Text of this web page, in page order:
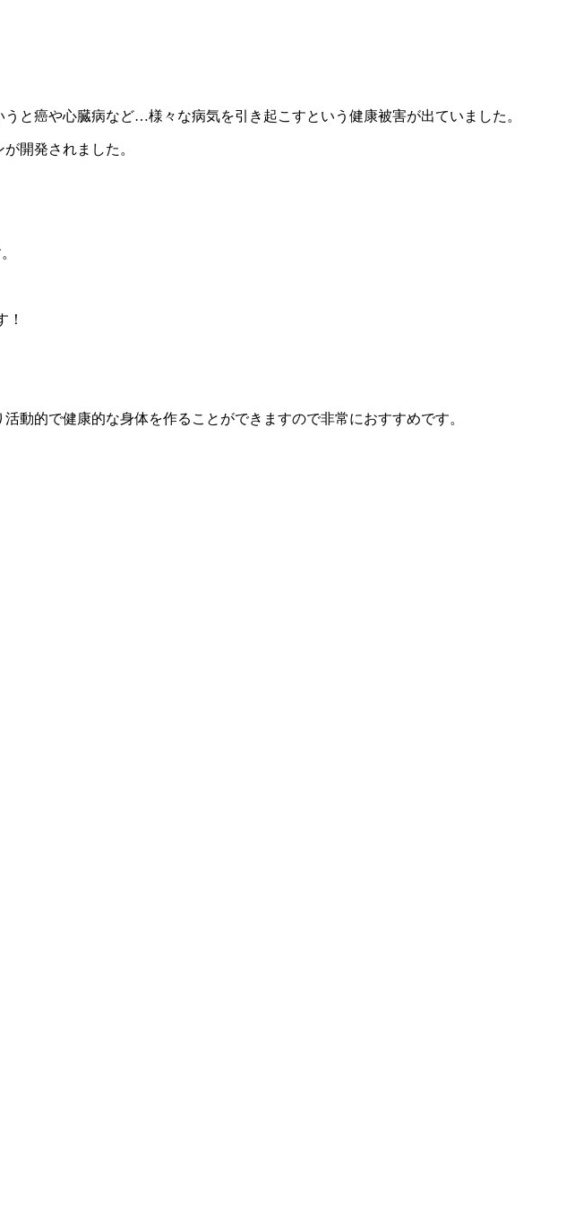
と癌や心臓病など…様々な病気を引き起こすという健康被害が出ていました。
開発されました。
！
動的で健康的な身体を作ることができますので非常におすすめです。